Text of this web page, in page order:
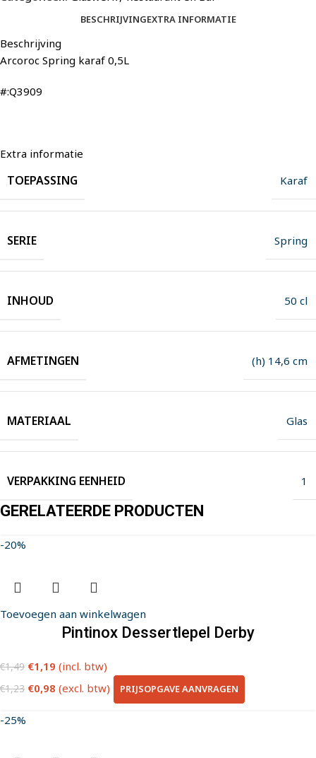
BESCHRIJVINGEXTRA INFORMATIE
Beschrijving
Arcoroc Spring karaf 0,5L
#:Q3909
Extra informatie
TOEPASSING Karaf
SERIE Spring
INHOUD 50 cl
AFMETINGEN (h) 14,6 cm
MATERIAAL Glas
VERPAKKING EENHEID 1
GERELATEERDE PRODUCTEN
-20%
Toevoegen aan winkelwagen
Pintinox Dessertlepel Derby
€1,49 €1,19 (incl. btw)
€1,23 €0,98 (excl. btw) PRIJSOPGAVE AANVRAGEN
-25%